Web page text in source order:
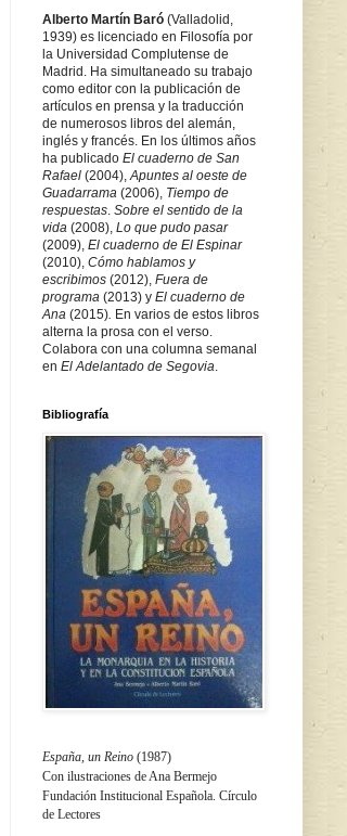
Alberto Martín Baró (Valladolid,
1939) es licenciado en Filosofía por
la Universidad Complutense de
Madrid. Ha simultaneado su trabajo
como editor con la publicación de
artículos en prensa y la traducción
de numerosos libros del alemán,
inglés y francés. En los últimos años
ha publicado El cuaderno de San
Rafael (2004), Apuntes al oeste de
Guadarrama (2006), Tiempo de
respuestas Sobre el sentido de la
vida (2008), Lo que pudo pasar
(2009), El cuaderno de El Espinar
(2010), Cómo hablamos y
escribimos (2012), Fuera de
programa (2013) y El cuaderno de
Ana (2015) En varios de estos libros
alterna la prosa con el verso.
Colabora con una columna semanal
en El Adelantado de Segovia
Bibliografía
España, un Reino (1987)
Con ilustraciones de Ana Bermejo
Fundación Institucional Española. Círculo
de Lectores